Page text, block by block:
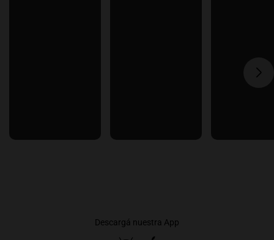
Descargá nuestra App